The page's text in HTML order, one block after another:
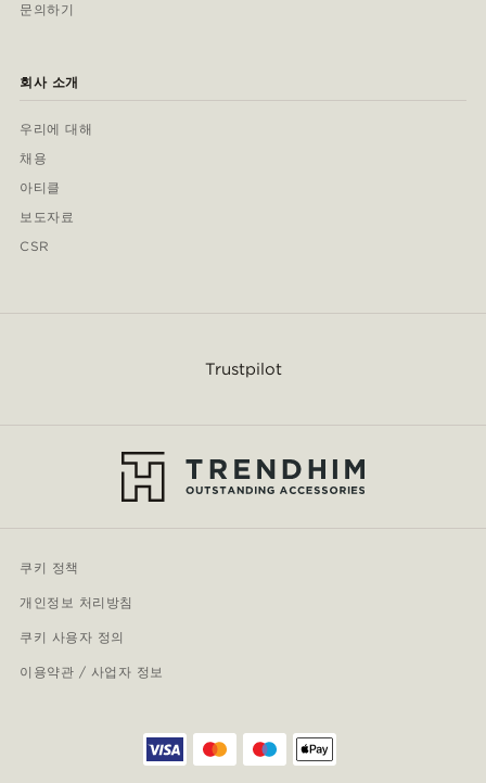
문의하기
회사 소개
우리에 대해
채용
아티클
보도자료
CSR
Trustpilot
쿠키 정책
개인정보 처리방침
쿠키 사용자 정의
이용약관 / 사업자 정보